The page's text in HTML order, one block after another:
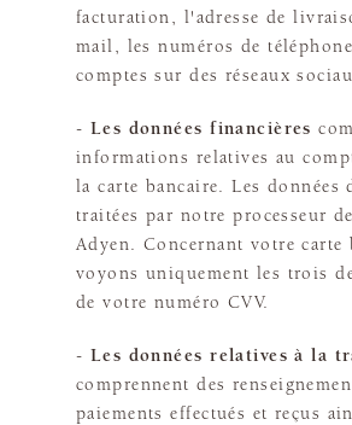
facturation, l'adresse de
mail, les numéros de
comptes sur des réseaux
- Les données financières
informations relatives au
la carte bancaire. Les données
traitées par notre processeur
Adyen. Concernant votre carte
voyons uniquement les trois
de votre numéro CVV.
- Les données relatives à la
comprennent des
paiements effectués et reçus